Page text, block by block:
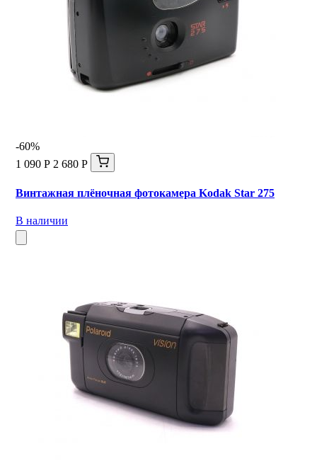
-60%
1 090 Р 2 680 Р
Винтажная плёночная фотокамера Kodak Star 275
В наличии